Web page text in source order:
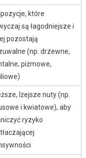
które
są łagodniejsze i
pozostają
(np. drzewne,
piżmowe,
lżejsze nuty (np.
i kwiatowe), aby
ryzyko